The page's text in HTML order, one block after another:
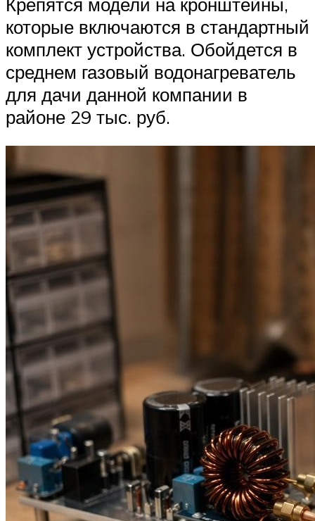
которые включаются в стандартный
комплект устройства. Обойдется в
среднем газовый водонагреватель
для дачи данной компании в
районе 29 тыс. руб.